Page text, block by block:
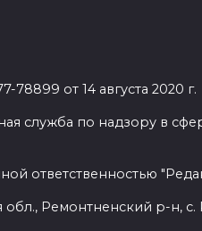
от 14 августа 2020 г.
служба по надзору в
ответственностью
Ремонтненский р-н,